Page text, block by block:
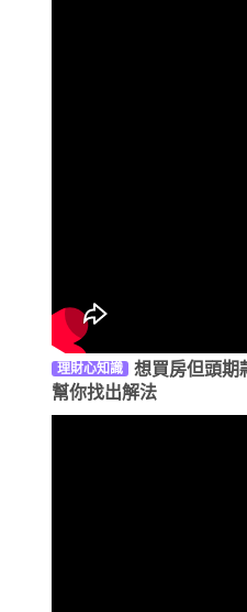
理財心知識
想買房但頭期
幫你找出解法